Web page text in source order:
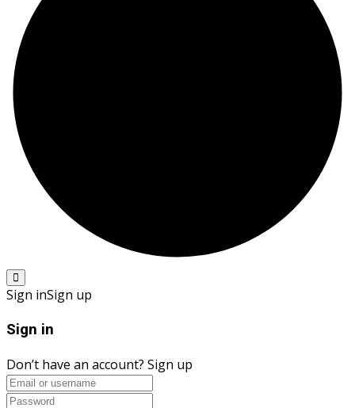
Sign inSign up
Sign in
Don’t have an account? Sign up